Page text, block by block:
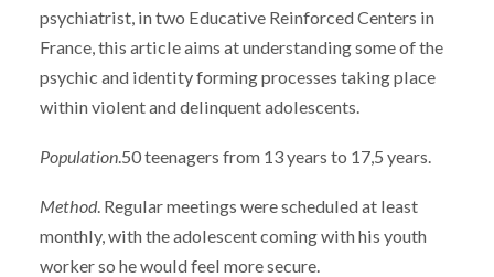
psychiatrist, in two Educative Reinforced Centers in
France, this article aims at understanding some of the
psychic and identity forming processes taking place
within violent and delinquent adolescents.
Population.50 teenagers from 13 years to 17,5 years.
Method. Regular meetings were scheduled at least
monthly, with the adolescent coming with his youth
worker so he would feel more secure.